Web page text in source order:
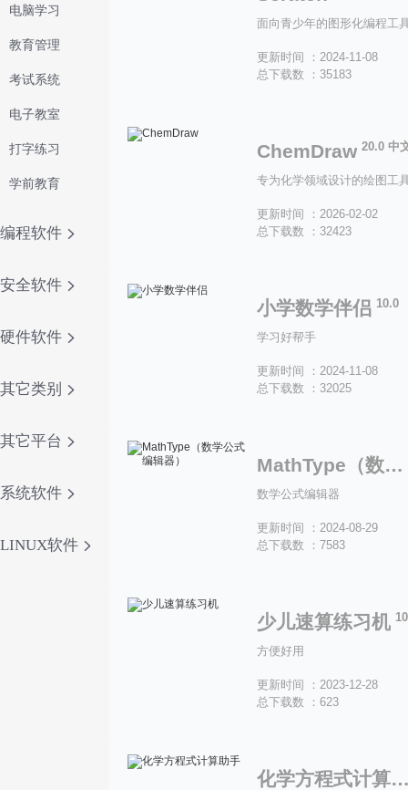
电脑学习
教育管理
考试系统
电子教室
打字练习
学前教育
编程软件
安全软件
硬件软件
其它类别
其它平台
系统软件
LINUX软件
面向青少年的图形化编程工
更新时间 ：2024-11-08
总下载数 ：35183
ChemDraw 20.0 中
专为化学领域设计的绘图工
更新时间 ：2026-02-02
总下载数 ：32423
小学数学伴侣 10.0
学习好帮手
更新时间 ：2024-11-08
总下载数 ：32025
MathType（数学公式编辑器）
数学公式编辑器
更新时间 ：2024-08-29
总下载数 ：7583
少儿速算练习机
方便好用
更新时间 ：2023-12-28
总下载数 ：623
化学方程式计